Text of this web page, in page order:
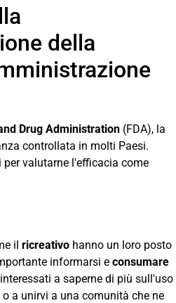
della
Drug Administration (FDA), la
controllata in molti Paesi.
valutarne l'efficacia come
il ricreativo hanno un loro posto
informarsi e consumare
a saperne di più sull'uso
a unirvi a una comunità che ne